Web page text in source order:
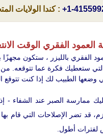
كندا الولايات: +1-
العمود الفقري الوقت
الفقري بالليزر ، ستكون مجهزًا
ستعطيك فكرة عما تتوقعه. من
ممارسة الصبر عند الشفاء -
قد تضر الإصلاحات التي قام
لفترات أطول.